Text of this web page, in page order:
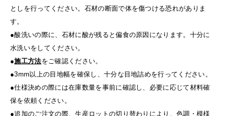
としを行ってください。石材の断面で体を傷つける恐れがありま
す。
●酸洗いの際に、石材に酸が残ると偏食の原因になります。十分に
水洗いをしてください。
●施工方法をご確認ください。
●3mm以上の目地幅を確保し、十分な目地詰めを行ってください。
●仕様決めの際には在庫数量を事前に確認し、必要に応じて材料確
保を依頼ください。
●追加のご注文の際、生産ロットの切り替わりにより、色調・模様